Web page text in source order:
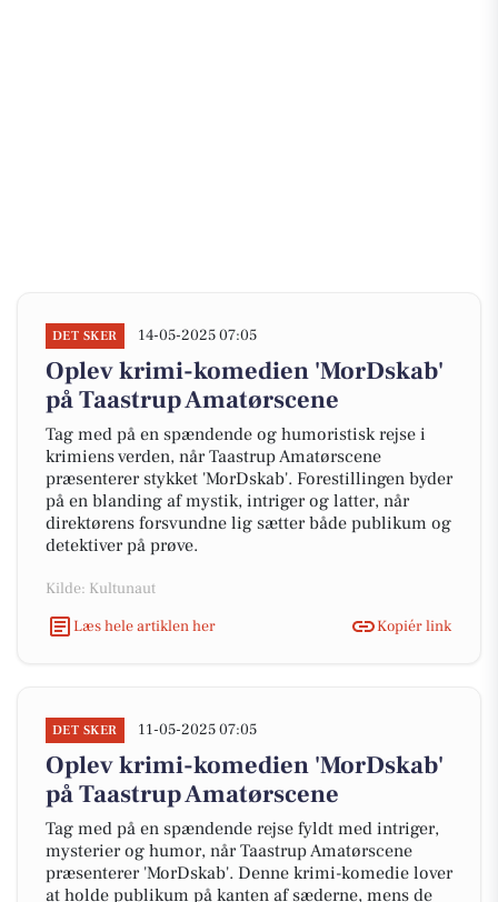
DET SKER 14-05-2025 07:05
Oplev krimi-komedien 'MorDskab'
på Taastrup Amatørscene
Tag med på en spændende og humoristisk rejse i
krimiens verden, når Taastrup Amatørscene
præsenterer stykket 'MorDskab'. Forestillingen byder
på en blanding af mystik, intriger og latter, når
direktørens forsvundne lig sætter både publikum og
detektiver på prøve.
Kilde: Kultunaut
Læs hele artiklen her
Kopiér link
DET SKER 11-05-2025 07:05
Oplev krimi-komedien 'MorDskab'
på Taastrup Amatørscene
Tag med på en spændende rejse fyldt med intriger,
mysterier og humor, når Taastrup Amatørscene
præsenterer 'MorDskab'. Denne krimi-komedie lover
at holde publikum på kanten af sæderne, mens de